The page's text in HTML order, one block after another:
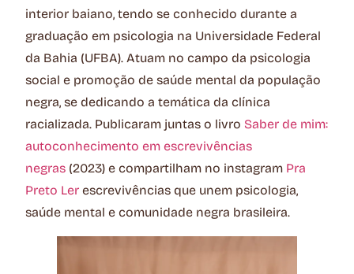
interior baiano, tendo se conhecido durante a
graduação em psicologia na Universidade Federal
da Bahia (UFBA). Atuam no campo da psicologia
social e promoção de saúde mental da população
negra, se dedicando a temática da clínica
racializada. Publicaram juntas o livro Saber de mim:
autoconhecimento em escrevivências
negras (2023) e compartilham no instagram Pra
Preto Ler escrevivências que unem psicologia,
saúde mental e comunidade negra brasileira.